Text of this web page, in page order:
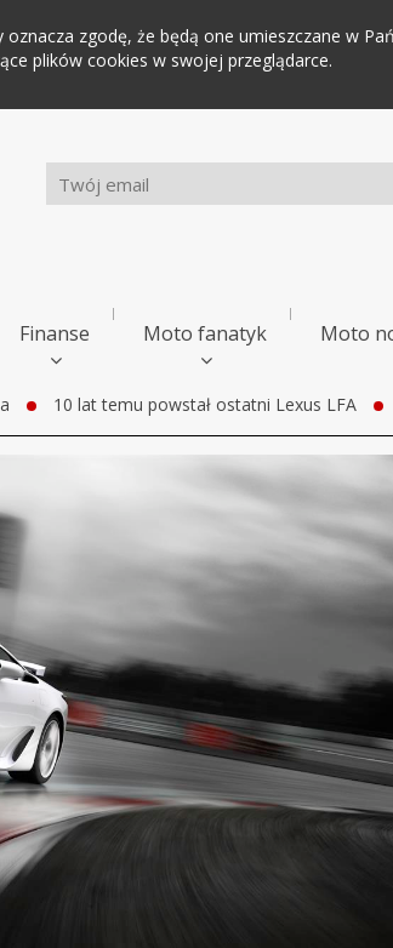
zgodę, że będą one umieszczane w
plików cookies w swojej przeglądarce.
Finanse Moto fanatyk Moto
10 lat temu powstał ostatni Lexus LFA